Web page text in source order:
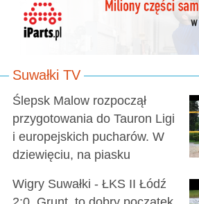
Suwałki TV
Ślepsk Malow rozpoczął
przygotowania do Tauron Ligi
i europejskich pucharów. W
dziewięciu, na piasku
Wigry Suwałki - ŁKS II Łódź